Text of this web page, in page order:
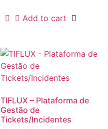
Add to cart
TIFLUX – Plataforma de
Gestão de
Tickets/Incidentes